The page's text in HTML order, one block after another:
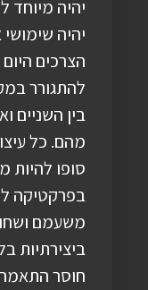
יהיה מיוחד
יהיה
הצרכים
להתגורר
בין השניים
מהם. כל
סופו להיות
בפרקטיקה
משעמם
ביצירתיות
חוסר התאמה